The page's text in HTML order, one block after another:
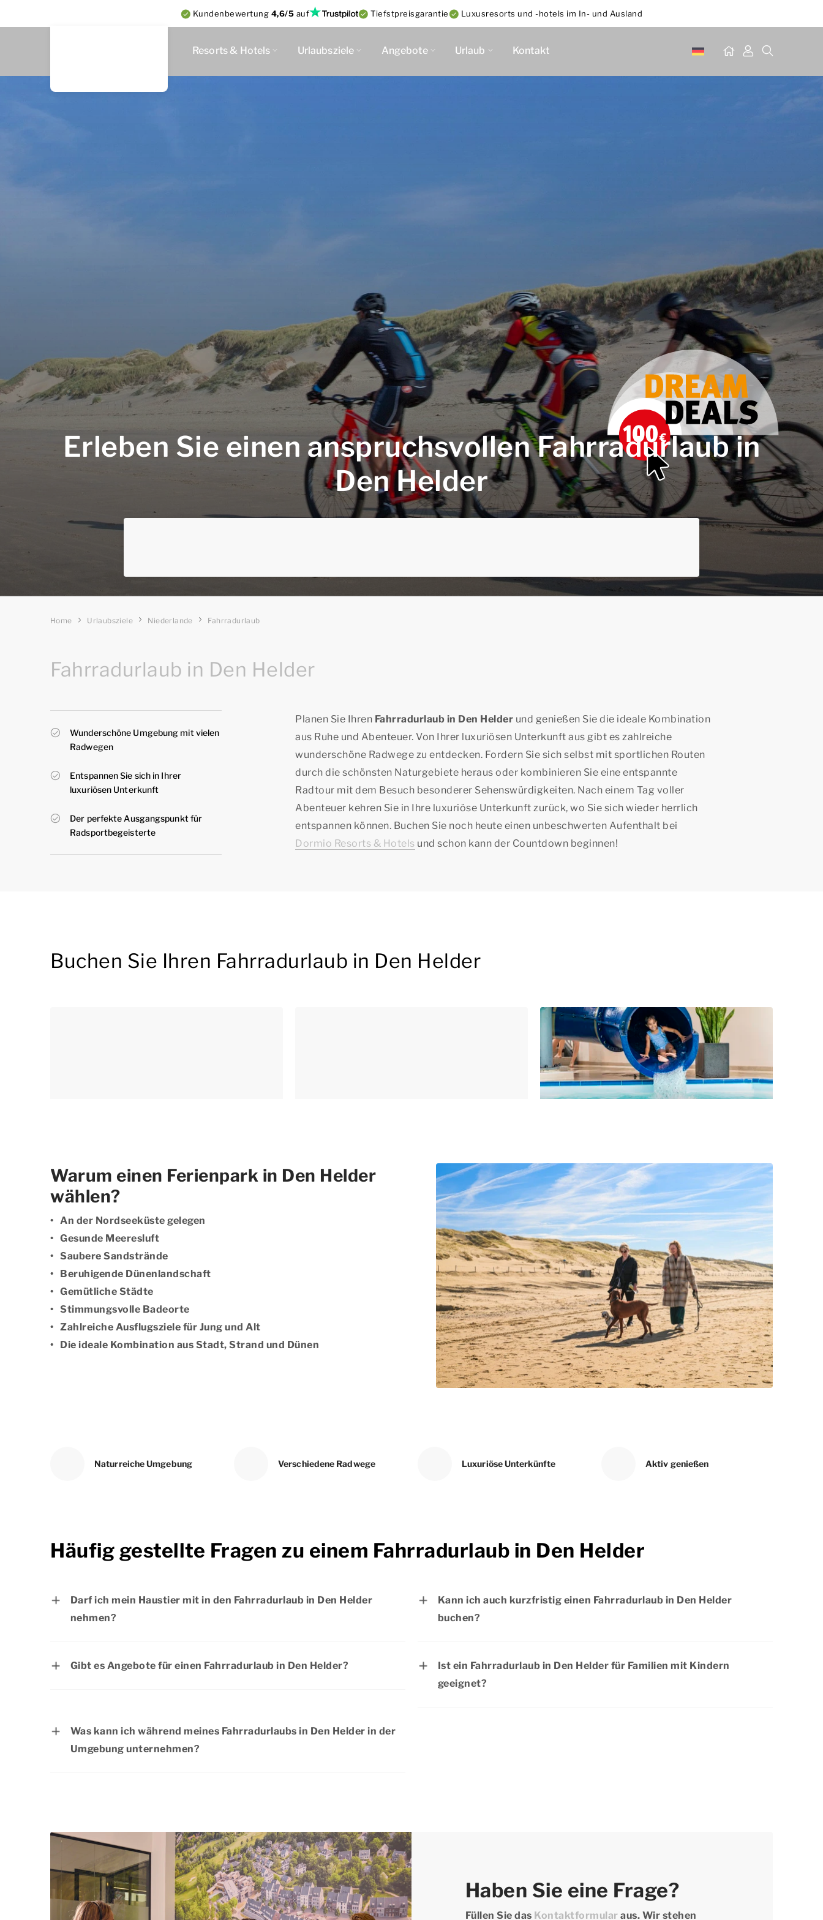
Kundenbewertung 4,6/5 auf Tiefstpreisgarantie Luxusresorts und -hotels im In- und Ausland
Resorts & Hotels Urlaubsziele Angebote Urlaub Kontakt
Erleben Sie einen anspruchsvollen Fahrradurlaub in
Den Helder
Home Urlaubsziele Niederlande Fahrradurlaub
Fahrradurlaub in Den Helder
Wunderschöne Umgebung mit vielen
Radwegen
Entspannen Sie sich in Ihrer
luxuriösen Unterkunft
Der perfekte Ausgangspunkt für
Radsportbegeisterte
Planen Sie Ihren Fahrradurlaub in Den Helder und genießen Sie die ideale Kombination
aus Ruhe und Abenteuer. Von Ihrer luxuriösen Unterkunft aus gibt es zahlreiche
wunderschöne Radwege zu entdecken. Fordern Sie sich selbst mit sportlichen Routen
durch die schönsten Naturgebiete heraus oder kombinieren Sie eine entspannte
Radtour mit dem Besuch besonderer Sehenswürdigkeiten. Nach einem Tag voller
Abenteuer kehren Sie in Ihre luxuriöse Unterkunft zurück, wo Sie sich wieder herrlich
entspannen können. Buchen Sie noch heute einen unbeschwerten Aufenthalt bei
Dormio Resorts & Hotels und schon kann der Countdown beginnen!
Buchen Sie Ihren Fahrradurlaub in Den Helder
Warum einen Ferienpark in Den Helder
wählen?
An der Nordseeküste gelegen
Gesunde Meeresluft
Saubere Sandstrände
Beruhigende Dünenlandschaft
Gemütliche Städte
Stimmungsvolle Badeorte
Zahlreiche Ausflugsziele für Jung und Alt
Die ideale Kombination aus Stadt, Strand und Dünen
Naturreiche Umgebung Verschiedene Radwege Luxuriöse Unterkünfte Aktiv genießen
Häufig gestellte Fragen zu einem Fahrradurlaub in Den Helder
Darf ich mein Haustier mit in den Fahrradurlaub in Den Helder
nehmen?
Kann ich auch kurzfristig einen Fahrradurlaub in Den Helder
buchen?
Gibt es Angebote für einen Fahrradurlaub in Den Helder?
Ist ein Fahrradurlaub in Den Helder für Familien mit Kindern
geeignet?
Was kann ich während meines Fahrradurlaubs in Den Helder in der
Umgebung unternehmen?
einem der schönen Orte in der Umgebung nicht fehlen. Das breite
Angebot an tollen Radwegen und verschiedenen Ausflügen sorgt
dafür, dass Sie sich während Ihres Aufenthalts bei Dormio Resorts
& Hotels bestens unterhalten können!
Haben Sie eine Frage?
Füllen Sie das Kontaktformular aus. Wir stehen